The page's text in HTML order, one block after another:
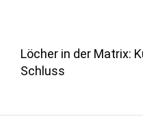
Löcher in der Matrix:
Schluss